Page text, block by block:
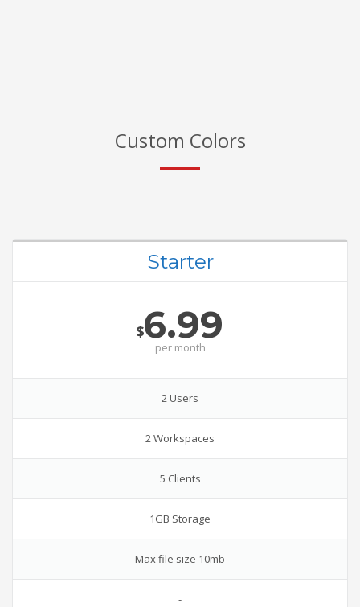
Custom Colors
Starter
$6.99
per month
2 Users
2 Workspaces
5 Clients
1GB Storage
Max file size 10mb
-